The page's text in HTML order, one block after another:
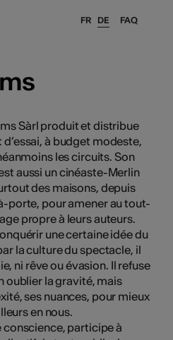
FAQ
FR DE
Sàrl produit et distribue
à budget modeste,
les circuits. Son
aussi un cinéaste-Merlin
des maisons, depuis
porte, pour amener au tout-
propre à leurs auteurs.
une certaine idée du
la culture du spectacle, il
ni rêve ou évasion. Il refuse
oublier la gravité, mais
ses nuances, pour mieux
en nous.
participe à